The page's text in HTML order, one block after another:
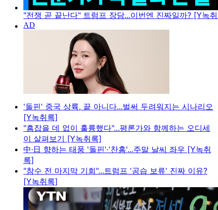
"전쟁 곧 끝난다" 트럼프 장담...이번엔 진짜일까? [Y녹
'돌핀' 중국 상륙, 끝 아니다...벌써 두려워지는 시나리오
[Y녹취록]
"흠잡을 데 없이 훌륭했다"...평론가와 함께하는 오디세
이 살펴보기 [Y녹취록]
中·日 향하는 태풍 '돌핀'·'찬홈'...주말 날씨 좌우 [Y녹취
록]
"참수 전 마지막 기회"...트럼프 '공습 보류' 진짜 이유?
[Y녹취록]